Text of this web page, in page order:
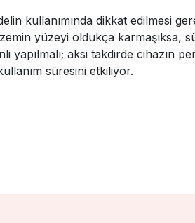
kullanımında dikkat edilmesi
yüzeyi oldukça karmaşıksa,
yapılmalı; aksi takdirde
süresini etkiliyor.